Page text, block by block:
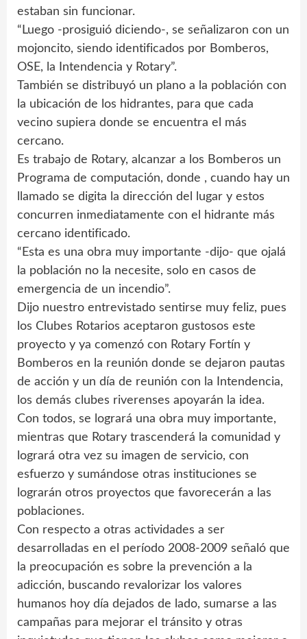
estaban sin funcionar.
“Luego -prosiguió diciendo-, se señalizaron con un
mojoncito, siendo identificados por Bomberos,
OSE, la Intendencia y Rotary”.
También se distribuyó un plano a la población con
la ubicación de los hidrantes, para que cada
vecino supiera donde se encuentra el más
cercano.
Es trabajo de Rotary, alcanzar a los Bomberos un
Programa de computación, donde , cuando hay un
llamado se digita la dirección del lugar y estos
concurren inmediatamente con el hidrante más
cercano identificado.
“Esta es una obra muy importante -dijo- que ojalá
la población no la necesite, solo en casos de
emergencia de un incendio”.
Dijo nuestro entrevistado sentirse muy feliz, pues
los Clubes Rotarios aceptaron gustosos este
proyecto y ya comenzó con Rotary Fortín y
Bomberos en la reunión donde se dejaron pautas
de acción y un día de reunión con la Intendencia,
los demás clubes riverenses apoyarán la idea.
Con todos, se logrará una obra muy importante,
mientras que Rotary trascenderá la comunidad y
logrará otra vez su imagen de servicio, con
esfuerzo y sumándose otras instituciones se
lograrán otros proyectos que favorecerán a las
poblaciones.
Con respecto a otras actividades a ser
desarrolladas en el período 2008-2009 señaló que
la preocupación es sobre la prevención a la
adicción, buscando revalorizar los valores
humanos hoy día dejados de lado, sumarse a las
campañas para mejorar el tránsito y otras